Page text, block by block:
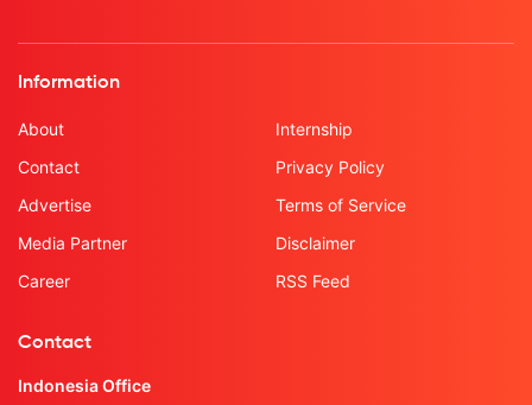
Information
About
Contact
Advertise
Media Partner
Career
Internship
Privacy Policy
Terms of Service
Disclaimer
RSS Feed
Contact
Indonesia Office